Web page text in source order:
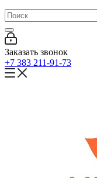
Заказать звонок
+7 383 211-91-73